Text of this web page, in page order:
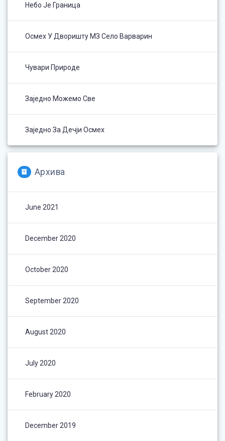
Небо Је Граница
Осмех У Дворишту МЗ Село Варварин
Чувари Природе
Заједно Можемо Све
Заједно За Дечји Осмех
Архива
June 2021
December 2020
October 2020
September 2020
August 2020
July 2020
February 2020
December 2019